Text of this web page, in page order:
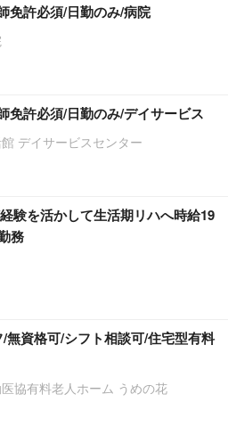
免許必須/日勤のみ/病院
免許必須/日勤のみ/デイサービス
デイサービスセンター
験を活かして生活期リハへ時給19
務
/無資格可/シフト相談可/住宅型有料
協有料老人ホーム うめの花